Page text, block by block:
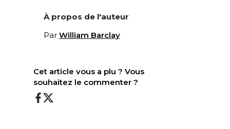
À propos de l'auteur
Par William Barclay
Cet article vous a plu ? Vous
souhaitez le commenter ?